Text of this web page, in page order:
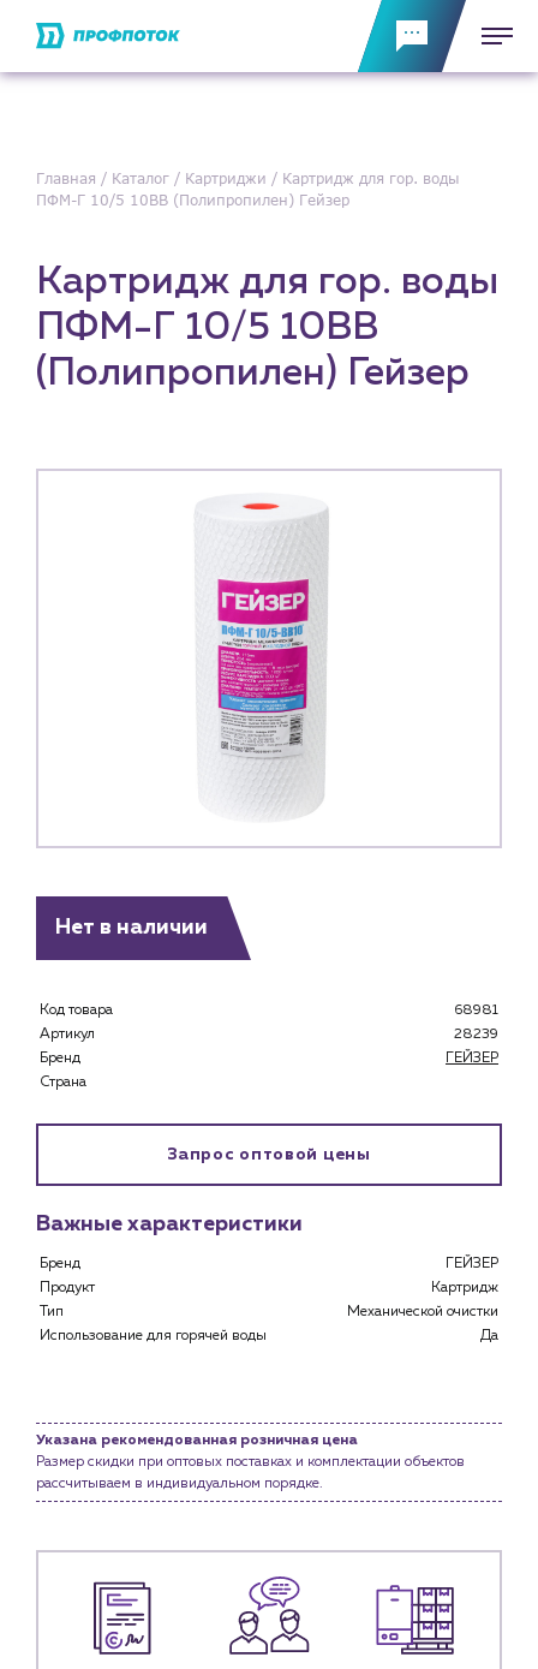
Монтажным бригадам
О компании
Водоснабжение и теплоснабжение
Портфолио
Новости
Личный кабинет
Контакты
Главная Каталог Картриджи
Картридж для гор. воды
ПФМ-Г 10/5 10BB (Полипропилен) Гейзер
Картридж для гор. воды
ПФМ-Г 10/5 10BB
(Полипропилен) Гейзер
Нет в наличии
Код товара
68981
Артикул
28239
Бренд
ГЕЙЗЕР
Страна
Запрос оптовой цены
Важные характеристики
Бренд
ГЕЙЗЕР
Продукт
Картридж
Тип
Механической очистки
Использование для горячей воды
Да
Указана рекомендованная розничная цена
Размер скидки при оптовых поставках и комплектации объектов
рассчитываем в индивидуальном порядке.